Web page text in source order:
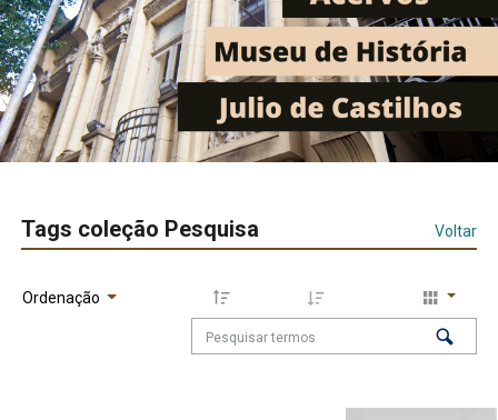
Tags coleção Pesquisa Voltar
Ordenação